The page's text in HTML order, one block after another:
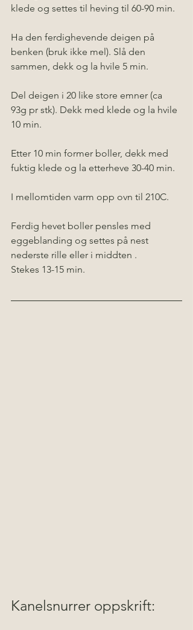
klede og settes til heving til 60-90 min.
Ha den ferdighevende deigen på
benken (bruk ikke mel). Slå den
sammen, dekk og la hvile 5 min.
Del deigen i 20 like store emner (ca
93g pr stk). Dekk med klede og la hvile
10 min.
Etter 10 min former boller, dekk med
fuktig klede og la etterheve 30-40 min.
I mellomtiden varm opp ovn til 210C.
Ferdig hevet boller pensles med
eggeblanding og settes på nest
nederste rille eller i middten .
Stekes 13-15 min.
Kanelsnurrer oppskrift: